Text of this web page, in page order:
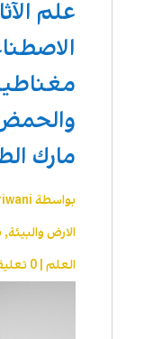
علم
مارك
بواسطة
الارض والبيئة,
العلم| 0 تعليقات